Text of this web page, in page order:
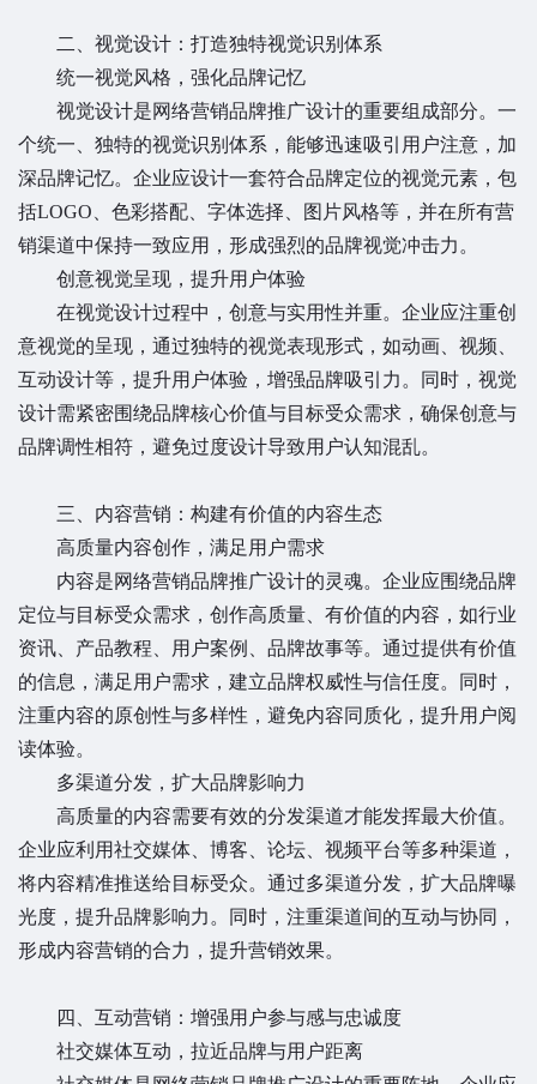
二、视觉设计：打造独特视觉识别体系
统一视觉风格，强化品牌记忆
视觉设计是网络营销品牌推广设计的重要组成部分。一
个统一、独特的视觉识别体系，能够迅速吸引用户注意，加
深品牌记忆。企业应设计一套符合品牌定位的视觉元素，包
括LOGO、色彩搭配、字体选择、图片风格等，并在所有营
销渠道中保持一致应用，形成强烈的品牌视觉冲击力。
创意视觉呈现，提升用户体验
在视觉设计过程中，创意与实用性并重。企业应注重创
意视觉的呈现，通过独特的视觉表现形式，如动画、视频、
互动设计等，提升用户体验，增强品牌吸引力。同时，视觉
设计需紧密围绕品牌核心价值与目标受众需求，确保创意与
品牌调性相符，避免过度设计导致用户认知混乱。
三、内容营销：构建有价值的内容生态
高质量内容创作，满足用户需求
内容是网络营销品牌推广设计的灵魂。企业应围绕品牌
定位与目标受众需求，创作高质量、有价值的内容，如行业
资讯、产品教程、用户案例、品牌故事等。通过提供有价值
的信息，满足用户需求，建立品牌权威性与信任度。同时，
注重内容的原创性与多样性，避免内容同质化，提升用户阅
读体验。
多渠道分发，扩大品牌影响力
高质量的内容需要有效的分发渠道才能发挥最大价值。
企业应利用社交媒体、博客、论坛、视频平台等多种渠道，
将内容精准推送给目标受众。通过多渠道分发，扩大品牌曝
光度，提升品牌影响力。同时，注重渠道间的互动与协同，
形成内容营销的合力，提升营销效果。
四、互动营销：增强用户参与感与忠诚度
社交媒体互动，拉近品牌与用户距离